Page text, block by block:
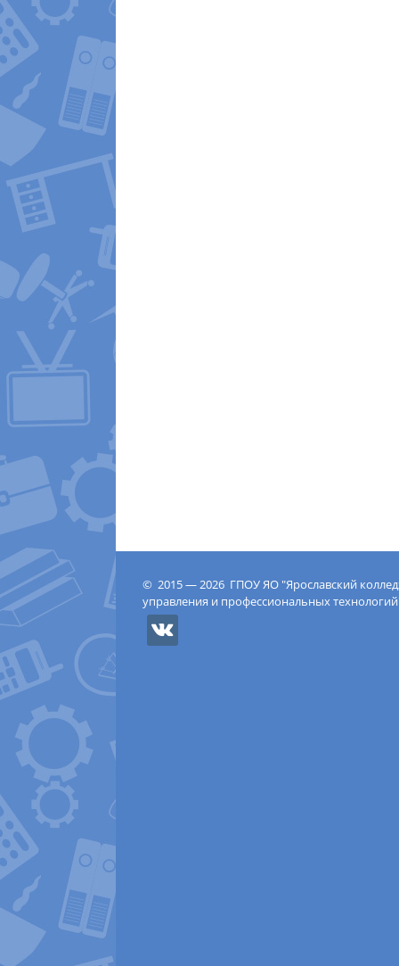
© 2015 — 2026 ГПОУ ЯО "Ярославский
управления и профессиональных